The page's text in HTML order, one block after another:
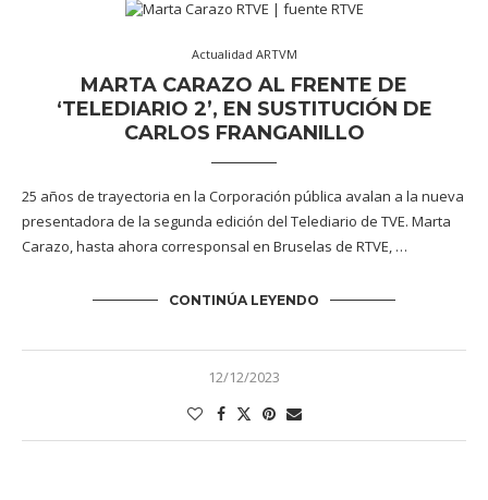
Actualidad ARTVM
MARTA CARAZO AL FRENTE DE
‘TELEDIARIO 2’, EN SUSTITUCIÓN DE
CARLOS FRANGANILLO
25 años de trayectoria en la Corporación pública avalan a la nueva
presentadora de la segunda edición del Telediario de TVE. Marta
Carazo, hasta ahora corresponsal en Bruselas de RTVE, …
CONTINÚA LEYENDO
12/12/2023